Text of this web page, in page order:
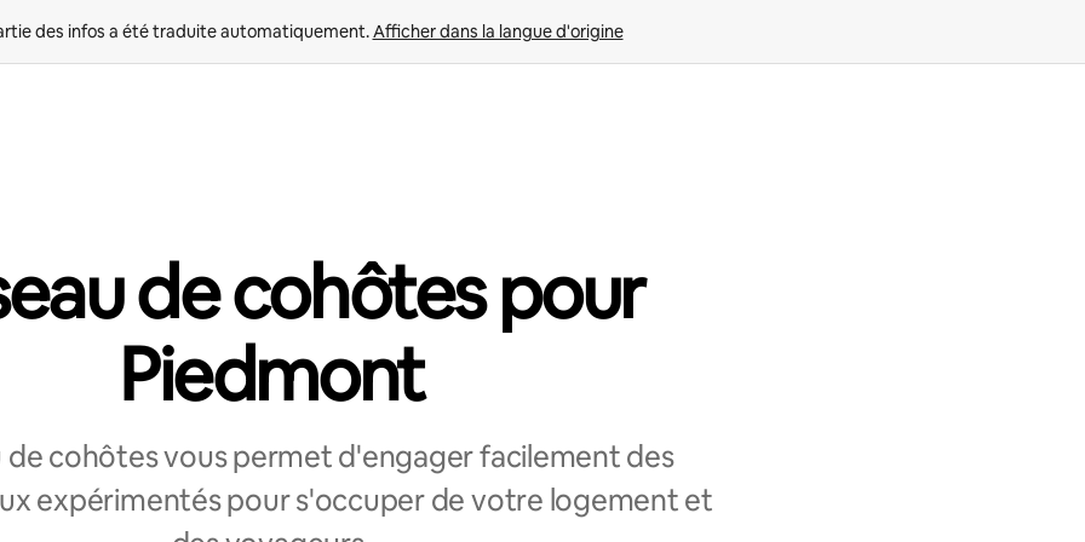
des infos a été traduite automatiquement. Afficher dans la langue d'origine
de cohôtes pour
Piedmont
de cohôtes vous permet d'engager facilement des
expérimentés pour s'occuper de votre logement et